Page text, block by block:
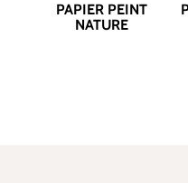
PAPIER PEINT
NATURE